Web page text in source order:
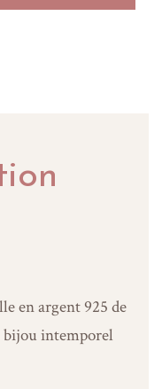
en argent 925 de
bijou intemporel